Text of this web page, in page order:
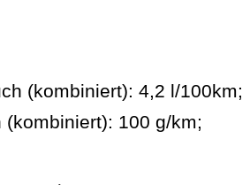
(kombiniert): 4,2 l/100km;
(kombiniert): 100 g/km;